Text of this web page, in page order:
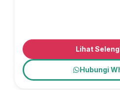
Lihat
Hubungi